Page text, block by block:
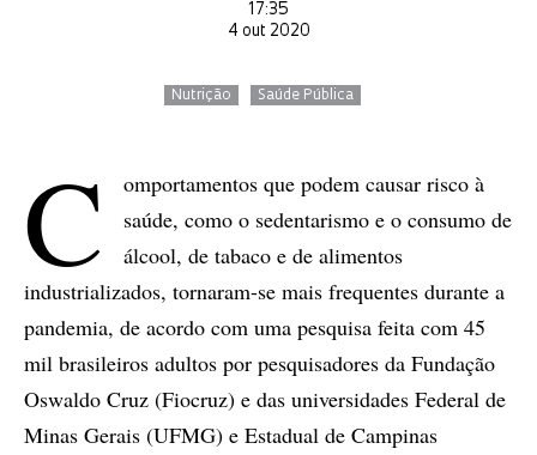
17:35
4 out 2020
Nutrição Saúde Pública
C
omportamentos que podem causar risco à
saúde, como o sedentarismo e o consumo de
álcool, de tabaco e de alimentos
industrializados, tornaram-se mais frequentes durante a
pandemia, de acordo com uma pesquisa feita com 45
mil brasileiros adultos por pesquisadores da Fundação
Oswaldo Cruz (Fiocruz) e das universidades Federal de
Minas Gerais (UFMG) e Estadual de Campinas